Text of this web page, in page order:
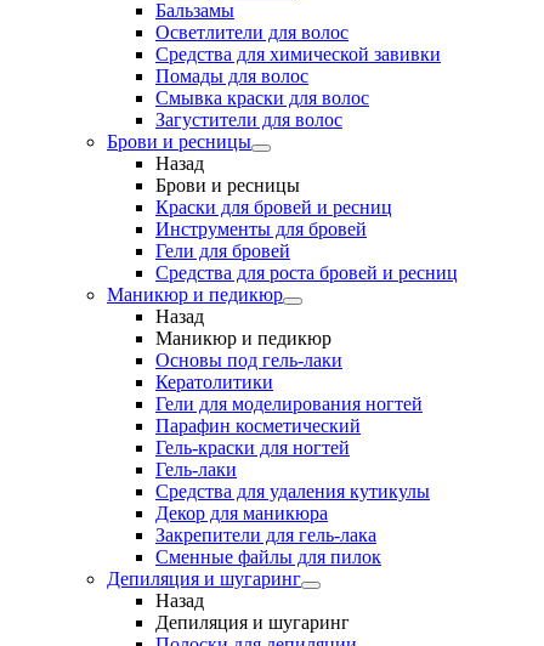
Бальзамы
Осветлители для волос
Средства для химической завивки
Помады для волос
Смывка краски для волос
Загустители для волос
Брови и ресницы
Назад
Брови и ресницы
Краски для бровей и ресниц
Инструменты для бровей
Гели для бровей
Средства для роста бровей и ресниц
Маникюр и педикюр
Назад
Маникюр и педикюр
Основы под гель-лаки
Кератолитики
Гели для моделирования ногтей
Парафин косметический
Гель-краски для ногтей
Гель-лаки
Средства для удаления кутикулы
Декор для маникюра
Закрепители для гель-лака
Сменные файлы для пилок
Депиляция и шугаринг
Назад
Депиляция и шугаринг